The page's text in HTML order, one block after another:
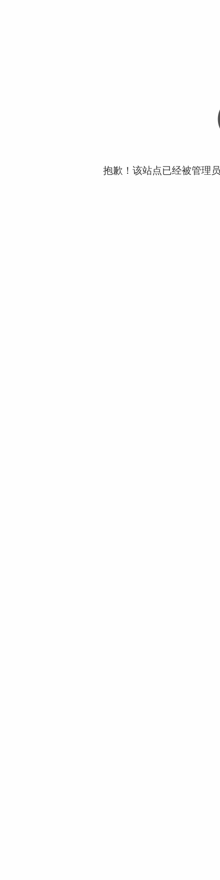
抱歉！该站点已经被管理